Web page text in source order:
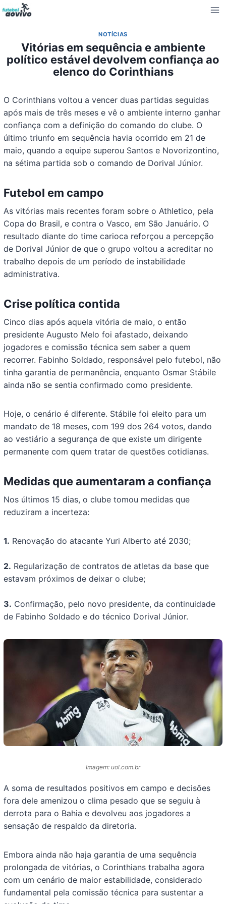
Pular
para
Conteúdo
NOTÍCIAS
Vitórias em sequência e ambiente
político estável devolvem confiança ao
elenco do Corinthians
O Corinthians voltou a vencer duas partidas seguidas
após mais de três meses e vê o ambiente interno ganhar
confiança com a definição do comando do clube. O
último triunfo em sequência havia ocorrido em 21 de
maio, quando a equipe superou Santos e Novorizontino,
na sétima partida sob o comando de Dorival Júnior.
Futebol em campo
As vitórias mais recentes foram sobre o Athletico, pela
Copa do Brasil, e contra o Vasco, em São Januário. O
resultado diante do time carioca reforçou a percepção
de Dorival Júnior de que o grupo voltou a acreditar no
trabalho depois de um período de instabilidade
administrativa.
Crise política contida
Cinco dias após aquela vitória de maio, o então
presidente Augusto Melo foi afastado, deixando
jogadores e comissão técnica sem saber a quem
recorrer. Fabinho Soldado, responsável pelo futebol, não
tinha garantia de permanência, enquanto Osmar Stábile
ainda não se sentia confirmado como presidente.
Hoje, o cenário é diferente. Stábile foi eleito para um
mandato de 18 meses, com 199 dos 264 votos, dando
ao vestiário a segurança de que existe um dirigente
permanente com quem tratar de questões cotidianas.
Medidas que aumentaram a confiança
Nos últimos 15 dias, o clube tomou medidas que
reduziram a incerteza:
1. Renovação do atacante Yuri Alberto até 2030;
2. Regularização de contratos de atletas da base que
estavam próximos de deixar o clube;
3. Confirmação, pelo novo presidente, da continuidade
de Fabinho Soldado e do técnico Dorival Júnior.
Imagem: uol.com.br
A soma de resultados positivos em campo e decisões
fora dele amenizou o clima pesado que se seguiu à
derrota para o Bahia e devolveu aos jogadores a
sensação de respaldo da diretoria.
Embora ainda não haja garantia de uma sequência
prolongada de vitórias, o Corinthians trabalha agora
com um cenário de maior estabilidade, considerado
fundamental pela comissão técnica para sustentar a